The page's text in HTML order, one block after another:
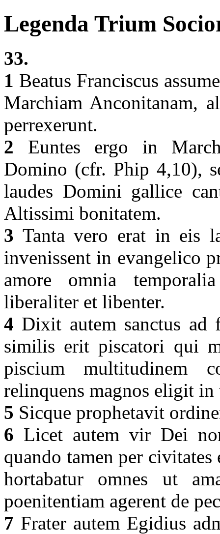
Legenda Trium
33.
1 Beatus Franciscus
Marchiam Anconitanam,
perrexerunt.
2 Euntes ergo in
Domino (cfr. Phip 4,10),
laudes Domini gallice
Altissimi bonitatem.
3 Tanta vero erat in eis
invenissent in evangelico
amore omnia
liberaliter et libenter.
4 Dixit autem sanctus ad
similis erit piscatori qui
piscium multitudinem
relinquens magnos eligit
5 Sicque prophetavit
6 Licet autem vir Dei
quando tamen per
hortabatur omnes ut
poenitentiam agerent de
7 Frater autem Egidius